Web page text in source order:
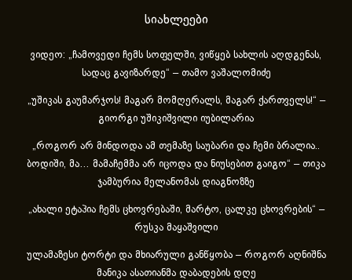
სიახლეები
ვიდეო: „ჩამოვედი ჩემს სოფელში, ვიწყებ სახლის აღდგენას,
სადაც გავიზარდე“ – თამო ვაშალომიძე
„უშიკას გაუმარჯოს! მაგარ მომღერალს, მაგარ ქართველს!“ –
გიორგი უშიკიშვილი იუბილარია
„როგორ არ მინდოდა ამ თემაზე საუბარი და ჩემი ბრალია..
ბოდიში, მა… მამაჩემმა არ იცოდა და ნიუსებით გაიგო“ – თიკა
ჯამბურია მელანომას დიაგნოზზე
„ახა­ლი ეტა­პია ჩემს ცხოვ­რე­ბა­ში, მარ­ტო, ცალ­კე ცხოვ­რე­ბის“ –
რუსკა მაყაშვილი
ულამაზესი ტორტი და მხიარული განწყობა – როგორ აღნიშნა
მანიკა ასათიანმა დაბადების დღე